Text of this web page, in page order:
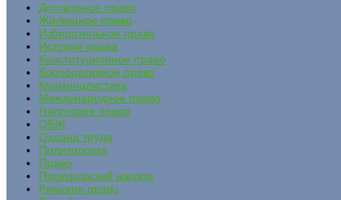
Договорное право
Жилищное право
Избирательное право
История права
Конституционное право
Корпоративное право
Криминалистика
Международное право
Налоговое право
ОБЖ
Охрана труда
Политология
Право
Прокурорский надзор
Римское право